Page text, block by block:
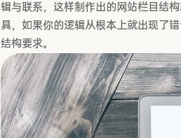
辑与联系，这样制作出的网站栏目结
具，如果你的逻辑从根本上就出现了
结构要求。